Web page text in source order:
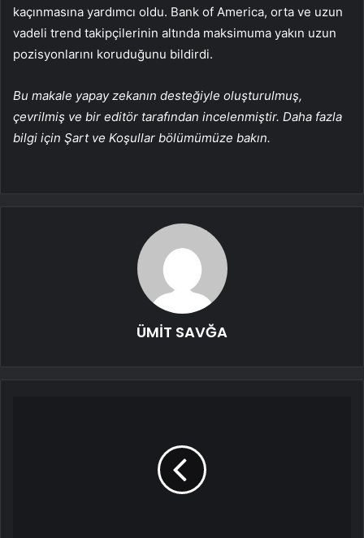
kaçınmasına yardımcı oldu. Bank of America, orta ve uzun
vadeli trend takipçilerinin altında maksimuma yakın uzun
pozisyonlarını koruduğunu bildirdi.
Bu makale yapay zekanın desteğiyle oluşturulmuş,
çevrilmiş ve bir editör tarafından incelenmiştir. Daha fazla
bilgi için Şart ve Koşullar bölümümüze bakın.
ÜMİT SAVĞA